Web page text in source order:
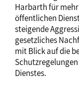
Harbarth für
öffentlichen
steigende
gesetzliches
mit Blick auf die
Dienstes.